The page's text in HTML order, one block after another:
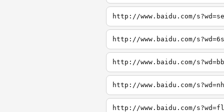
http://www.baidu.com/
http://www.baidu.com/
http://www.baidu.com/
http://www.baidu.com/
http://www.baidu.com/